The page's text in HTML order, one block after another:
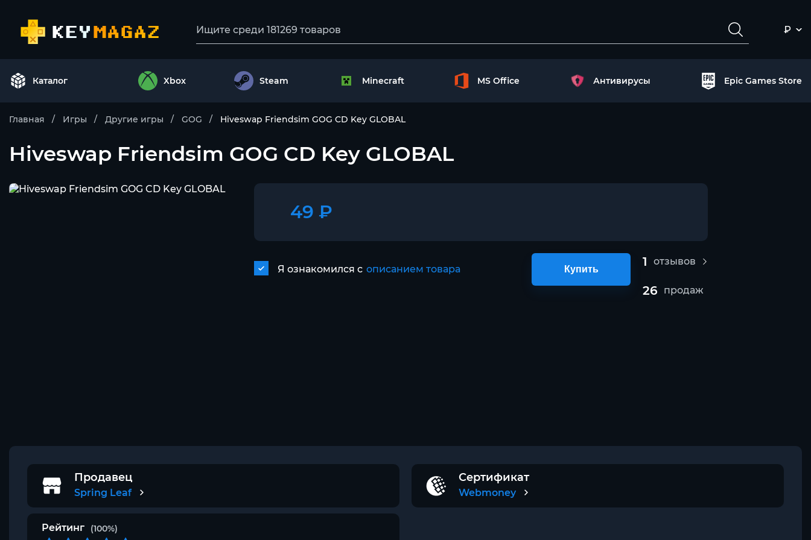
₽
Каталог Xbox Steam Minecraft MS Office Антивирусы Epic Games Store
Главная Игры Другие игры GOG Hiveswap Friendsim GOG CD Key GLOBAL
Hiveswap Friendsim GOG CD Key GLOBAL
49 ₽
Я ознакомился с описанием товара Купить
1 отзывов
26 продаж
Продавец
Spring Leaf
Сертификат
Webmoney
Рейтинг (100%)